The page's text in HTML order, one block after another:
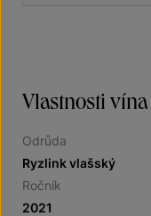
Vlastnosti vína
Odrůda
Ryzlink vlašský
Ročník
2021